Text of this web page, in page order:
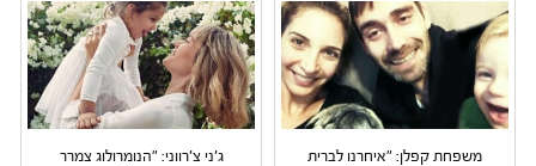
משפחת קפלן: "איחרנו לברית
ג'ני צ'רווני: "הנומרולוג צמרר